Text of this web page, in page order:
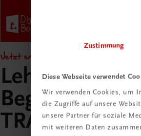
Zustimmung
Diese Webseite verwendet
Wir verwenden Cookies, um
die Zugriffe auf unsere
unsere Partner für soziale
mit weiteren Daten
Jetzt entdecken!
Lehrer/innen-
Begleitpakete
TRAUNER-